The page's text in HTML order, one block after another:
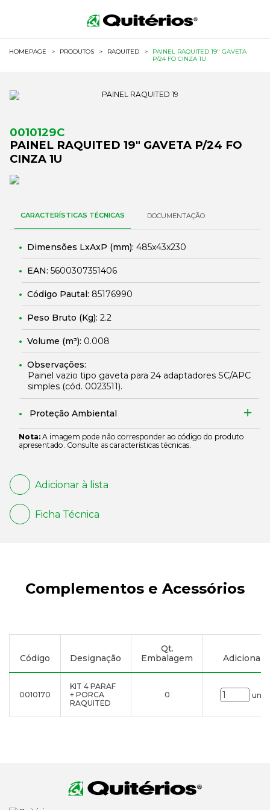
HOMEPAGE > PRODUTOS > RAQUITED >
PAINEL RAQUITED 19" GAVETA
P/24 FO CINZA 1U
0010129C
PAINEL RAQUITED 19" GAVETA P/24 FO
CINZA 1U
CARACTERÍSTICAS TÉCNICAS DOCUMENTAÇÃO
Dimensões LxAxP (mm): 485x43x230
EAN: 5600307351406
Código Pautal: 85176990
Peso Bruto (Kg): 2.2
Volume (m³): 0.008
Observações:
Painel vazio tipo gaveta para 24 adaptadores SC/APC
simples (cód. 0023511).
Proteção Ambiental
Nota: A imagem pode não corresponder ao código do produto
apresentado. Consulte as características técnicas.
Adicionar à lista
Ficha Técnica
Complementos e Acessórios
Código Designação
Qt.
Embalagem
Adicionar
0010170
KIT 4 PARAF
+ PORCA
RAQUITED
0 uni.